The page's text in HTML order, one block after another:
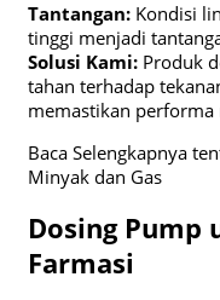
Tantangan:Kondisi
tinggi menjadi
Solusi Kami:Produk
tahan terhadap
memastikan
Baca Selengkapnya
Minyak dan Gas
Dosing
Farmasi